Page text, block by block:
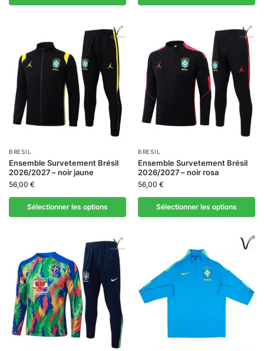
BRESIL
Ensemble Survetement Brésil
2026/2027 – noir jaune
56,00 €
Sélectionner les options
BRESIL
Ensemble Survetement Brésil
2026/2027 – noir rosa
56,00 €
Sélectionner les options